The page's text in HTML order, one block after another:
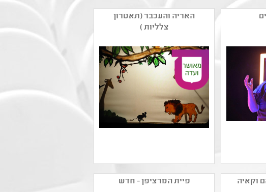
האריה והעכבר (תאטרון
צלליות )
קטגוריה:
קהל יעד: גן - גן
וקאיה פיית המרציפן - חדש